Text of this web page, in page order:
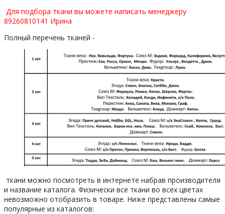
Для подбора ткани вы можете написать менеджеру
89260810141 Ирина
Полный перечень тканей -
ткани можно посмотреть в интернете набрав производителя
и название каталога. Физически все ткани во всех цветах
невозможно отобразить в товаре. Ниже представлены самые
популярные из каталогов: